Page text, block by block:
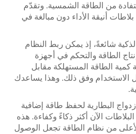
من الطاقة الشمسية. وتقدّم
أنيقة الأداء دون مبالغة في
شائعةً، إذ يمكن ربط النظام
الطاقة والتحكم في أجهزة
كمية الطاقة المستهلكة مقابل
الاستخدام وفق ذلك. وهذا يساعدك
البطارية لحفظ طاقة إضافية
الآن أكثر ذكاءً وكفاءة. هذه
من نظام الطاقة تجعل الوصول